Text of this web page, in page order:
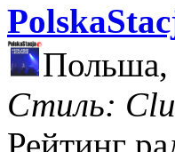
Польша,
Стиль:
Рейтинг